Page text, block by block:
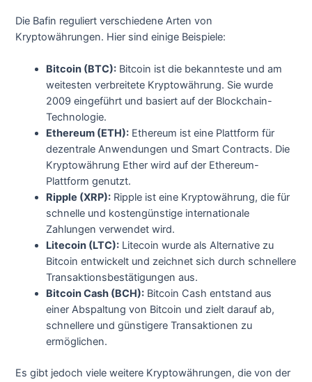
Die Bafin reguliert verschiedene Arten von
Kryptowährungen. Hier sind einige Beispiele:
Bitcoin (BTC): Bitcoin ist die bekannteste und am
weitesten verbreitete Kryptowährung. Sie wurde
2009 eingeführt und basiert auf der Blockchain-
Technologie.
Ethereum (ETH): Ethereum ist eine Plattform für
dezentrale Anwendungen und Smart Contracts. Die
Kryptowährung Ether wird auf der Ethereum-
Plattform genutzt.
Ripple (XRP): Ripple ist eine Kryptowährung, die für
schnelle und kostengünstige internationale
Zahlungen verwendet wird.
Litecoin (LTC): Litecoin wurde als Alternative zu
Bitcoin entwickelt und zeichnet sich durch schnellere
Transaktionsbestätigungen aus.
Bitcoin Cash (BCH): Bitcoin Cash entstand aus
einer Abspaltung von Bitcoin und zielt darauf ab,
schnellere und günstigere Transaktionen zu
ermöglichen.
Es gibt jedoch viele weitere Kryptowährungen, die von der